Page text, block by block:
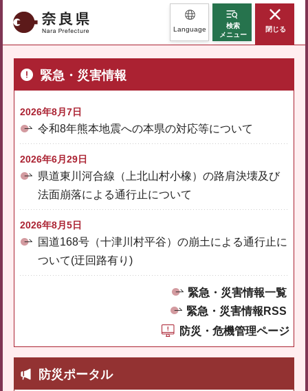
奈良県 Language
検索
メニュー
閉じる
緊急・災害情報
2026年8月7日
令和8年熊本地震への本県の対応等について
2026年6月29日
県道東川河合線（上北山村小橡）の路肩決壊及び
法面崩落による通行止について
2026年8月5日
国道168号（十津川村平谷）の崩土による通行止に
ついて(迂回路有り)
緊急・災害情報一覧
緊急・災害情報RSS
防災・危機管理ページ
防災ポータル